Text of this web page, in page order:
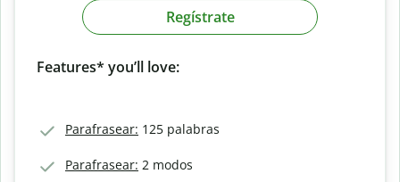
Regístrate
Features* you’ll love:
Parafrasear: 125 palabras
Parafrasear: 2 modos